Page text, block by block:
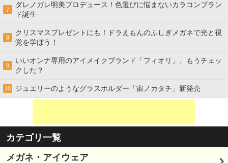
7
ダレノガレ明美プロデュース！色選びに悩まないカラコンブラン
ド誕生
8
クリスマスプレゼントにも！ドラえもんのふしぎメガネで光と視
覚を学ぼう！
9
いいオンナ専用のアイメイクブランド「フィオリ」、もうチェッ
クした？
10 ジュエリーのようなグラスホルダー「宙ノカタチ」新発売
カテゴリ一覧
メガネ・アイウェア